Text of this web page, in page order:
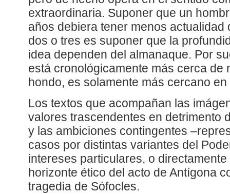
extraordinaria. Suponer que un
años debiera tener menos actualidad
dos o tres es suponer que la
idea dependen del almanaque. Por
está cronológicamente más cerca de
hondo, es solamente más cercano en
Los textos que acompañan las
valores trascendentes en detrimento
y las ambiciones contingentes
casos por distintas variantes del
intereses particulares, o
horizonte ético del acto de Antígona
tragedia de Sófocles.